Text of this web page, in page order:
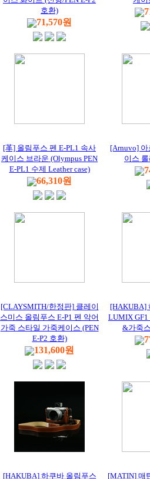
호환)
71,570원
[革] 올림푸스 펜 E-PL1 속사
케이스 브라운 (Olympus PEN
E-PL1 수제 Leather case)
66,310원
[Arnuvo]
이스
[CLAYSMITH/한정판] 클레이
스미스 올림푸스 E-P1 펜 악어
가죽 스타일 가죽케이스 (PEN
E-P2 호환)
131,600원
[HAKUBA]
LUMIX
&가죽
[HAKUBA] 하쿠바 올림푸스
[MATIN] 매